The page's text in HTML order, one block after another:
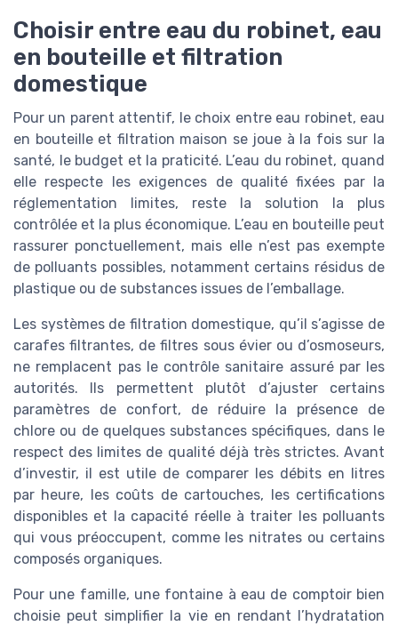
Choisir entre eau du robinet, eau
en bouteille et filtration
domestique
Pour un parent attentif, le choix entre eau robinet, eau
en bouteille et filtration maison se joue à la fois sur la
santé, le budget et la praticité. L’eau du robinet, quand
elle respecte les exigences de qualité fixées par la
réglementation limites, reste la solution la plus
contrôlée et la plus économique. L’eau en bouteille peut
rassurer ponctuellement, mais elle n’est pas exempte
de polluants possibles, notamment certains résidus de
plastique ou de substances issues de l’emballage.
Les systèmes de filtration domestique, qu’il s’agisse de
carafes filtrantes, de filtres sous évier ou d’osmoseurs,
ne remplacent pas le contrôle sanitaire assuré par les
autorités. Ils permettent plutôt d’ajuster certains
paramètres de confort, de réduire la présence de
chlore ou de quelques substances spécifiques, dans le
respect des limites de qualité déjà très strictes. Avant
d’investir, il est utile de comparer les débits en litres
par heure, les coûts de cartouches, les certifications
disponibles et la capacité réelle à traiter les polluants
qui vous préoccupent, comme les nitrates ou certains
composés organiques.
Pour une famille, une fontaine à eau de comptoir bien
choisie peut simplifier la vie en rendant l’hydratation